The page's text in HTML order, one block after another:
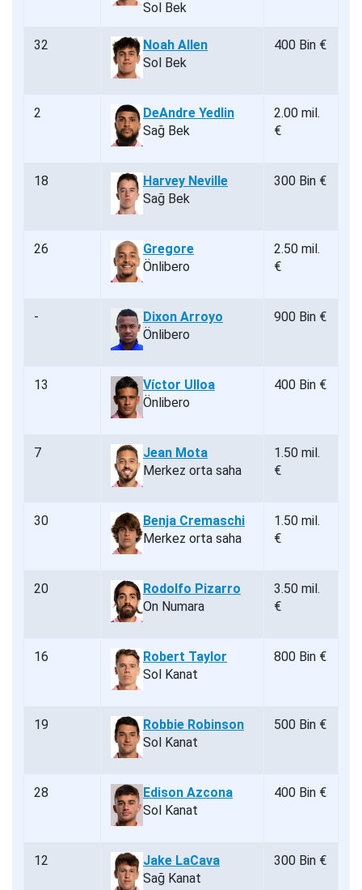
Sol Bek
32
Noah Allen
Sol Bek
400 Bin €
2
DeAndre Yedlin
Sağ Bek
2.00 mil.
€
18
Harvey Neville
Sağ Bek
300 Bin €
26
Gregore
Önlibero
2.50 mil.
€
-
Dixon Arroyo
Önlibero
900 Bin €
13
Víctor Ulloa
Önlibero
400 Bin €
7
Jean Mota
Merkez orta saha
1.50 mil.
€
30
Benja Cremaschi
Merkez orta saha
1.50 mil.
€
20
Rodolfo Pizarro
On Numara
3.50 mil.
€
16
Robert Taylor
Sol Kanat
800 Bin €
19
Robbie Robinson
Sol Kanat
500 Bin €
28
Edison Azcona
Sol Kanat
400 Bin €
12
Jake LaCava
Sağ Kanat
300 Bin €